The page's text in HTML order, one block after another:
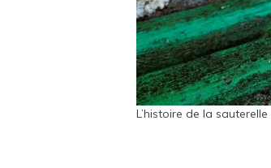
L’histoire de la sauterelle